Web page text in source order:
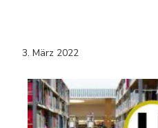
3. März 2022